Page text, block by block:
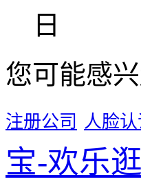
日
您可能感
注册公司 人脸
宝-欢乐逛